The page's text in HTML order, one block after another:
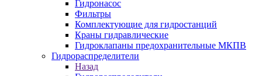
Гидронасос
Фильтры
Комплектующие для гидростанций
Краны гидравлические
Гидроклапаны предохранительные МКПВ
Гидрораспределители
Назад